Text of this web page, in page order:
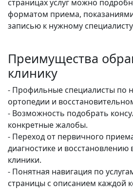
страницах услуг можно
форматом приема,
записью к нужному
Преимущества
клинику
- Профильные специалисты по
ортопедии и
- Возможность подобрать
конкретные жалобы.
- Переход от первичного
диагностике и восстановлению
клиники.
- Понятная навигация по
страницы с описанием каждой